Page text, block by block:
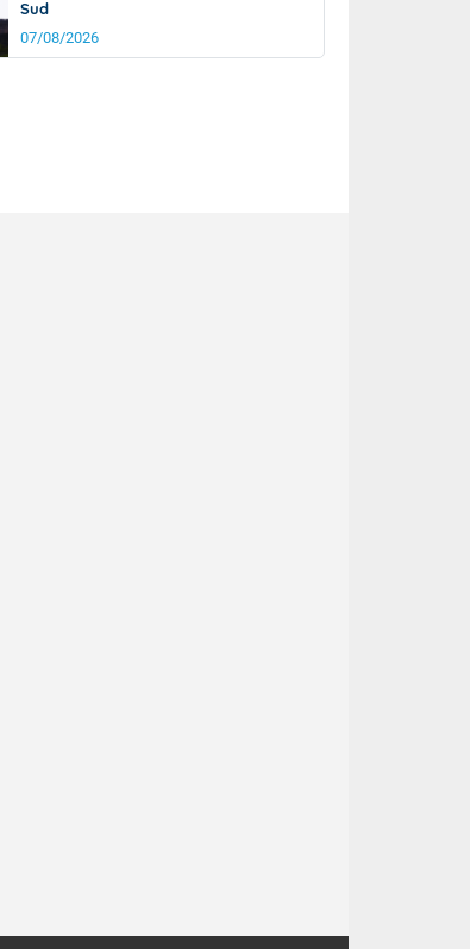
Sud
07/08/2026